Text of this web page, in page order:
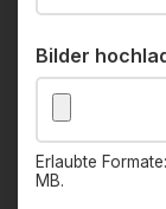
Bilder
Erlaubte
MB.